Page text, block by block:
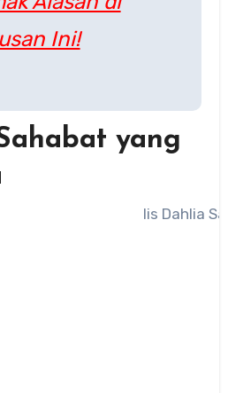
Ini!
yang